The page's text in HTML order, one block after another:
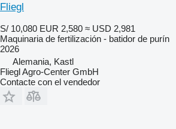
Fliegl
S/ 10,080 EUR 2,580 ≈ USD 2,981
Maquinaria de fertilización - batidor de purín
2026
Alemania, Kastl
Fliegl Agro-Center GmbH
Contacte con el vendedor